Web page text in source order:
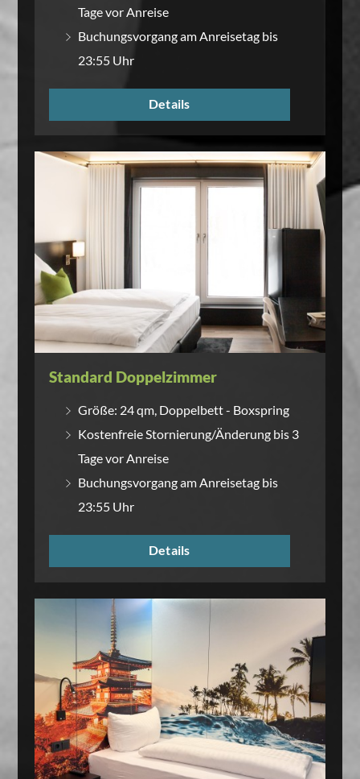
Tage vor Anreise
Buchungsvorgang am Anreisetag bis
23:55 Uhr
Details
Standard Doppelzimmer
Größe: 24 qm, Doppelbett - Boxspring
Kostenfreie Stornierung/Änderung bis 3
Tage vor Anreise
Buchungsvorgang am Anreisetag bis
23:55 Uhr
Details